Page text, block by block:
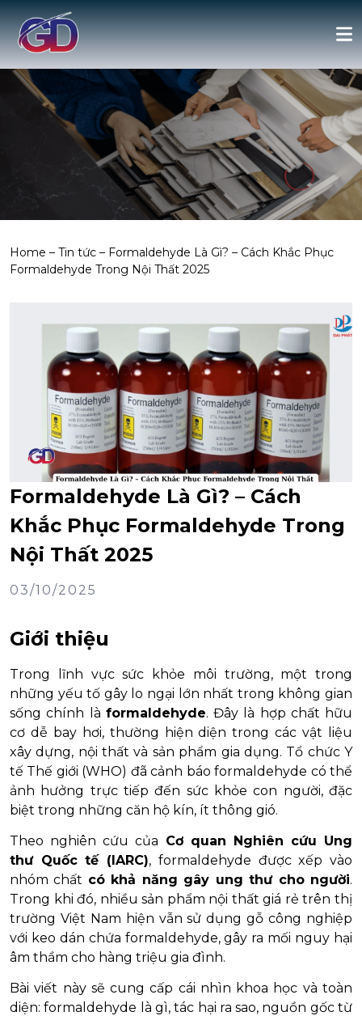
Home – Tin tức – Formaldehyde Là Gì? – Cách Khắc Phục
Formaldehyde Trong Nội Thất 2025
Formaldehyde Là Gì? – Cách
Khắc Phục Formaldehyde Trong
Nội Thất 2025
03/10/2025
Giới thiệu
Trong lĩnh vực sức khỏe môi trường, một trong
những yếu tố gây lo ngại lớn nhất trong không gian
sống chính là formaldehyde. Đây là hợp chất hữu
cơ dễ bay hơi, thường hiện diện trong các vật liệu
xây dựng, nội thất và sản phẩm gia dụng. Tổ chức Y
tế Thế giới (WHO) đã cảnh báo formaldehyde có thể
ảnh hưởng trực tiếp đến sức khỏe con người, đặc
biệt trong những căn hộ kín, ít thông gió.
Theo nghiên cứu của Cơ quan Nghiên cứu Ung
thư Quốc tế (IARC), formaldehyde được xếp vào
nhóm chất có khả năng gây ung thư cho người.
Trong khi đó, nhiều sản phẩm nội thất giá rẻ trên thị
trường Việt Nam hiện vẫn sử dụng gỗ công nghiệp
với keo dán chứa formaldehyde, gây ra mối nguy hại
âm thầm cho hàng triệu gia đình.
Bài viết này sẽ cung cấp cái nhìn khoa học và toàn
diện: formaldehyde là gì, tác hại ra sao, nguồn gốc từ